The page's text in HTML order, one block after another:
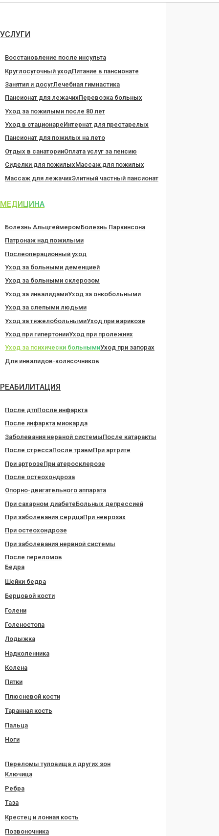
Перейти
содержанию
УСЛУГИ
Восстановление после инсульта
Круглосуточный уходПитание в пансионате
Занятия и досугЛечебная гимнастика
Пансионат для лежачихПеревозка больных
Уход за пожилыми после 80 лет
Уход в стационареИнтернат для престарелых
Пансионат для пожилых на лето
Отдых в санаторииОплата услуг за пенсию
Сиделки для пожилыхМассаж для пожилых
Массаж для лежачихЭлитный частный пансионат
МЕДИЦИНА
Болезнь АльцгеймеромБолезнь Паркинсона
Патронаж над пожилыми
Послеоперационный уход
Уход за больными деменцией
Уход за больными склерозом
Уход за инвалидамиУход за онкобольными
Уход за слепыми людьми
Уход за тяжелобольнымиУход при варикозе
Уход при гипертонииУход при пролежнях
Уход за психически больнымиУход при запорах
Для инвалидов-колясочников
РЕАБИЛИТАЦИЯ
После дтпПосле инфаркта
После инфаркта миокарда
Заболевания нервной системыПосле катаракты
После стрессаПосле травмПри артрите
При артрозеПри атеросклерозе
После остеохондроза
Опорно-двигательного аппарата
При сахарном диабетеБольных депрессией
При заболевания сердцаПри неврозах
При остеохондрозе
При заболевания нервной системы
После переломов
Бедра
Шейки бедра
Берцовой кости
Голени
Голеностопа
Лодыжка
Надколенника
Колена
Пятки
Плюсневой кости
Таранная кость
Пальца
Ноги
Переломы туловища и других зон
Ключица
Ребра
Таза
Крестец и лонная кость
Позвоночника